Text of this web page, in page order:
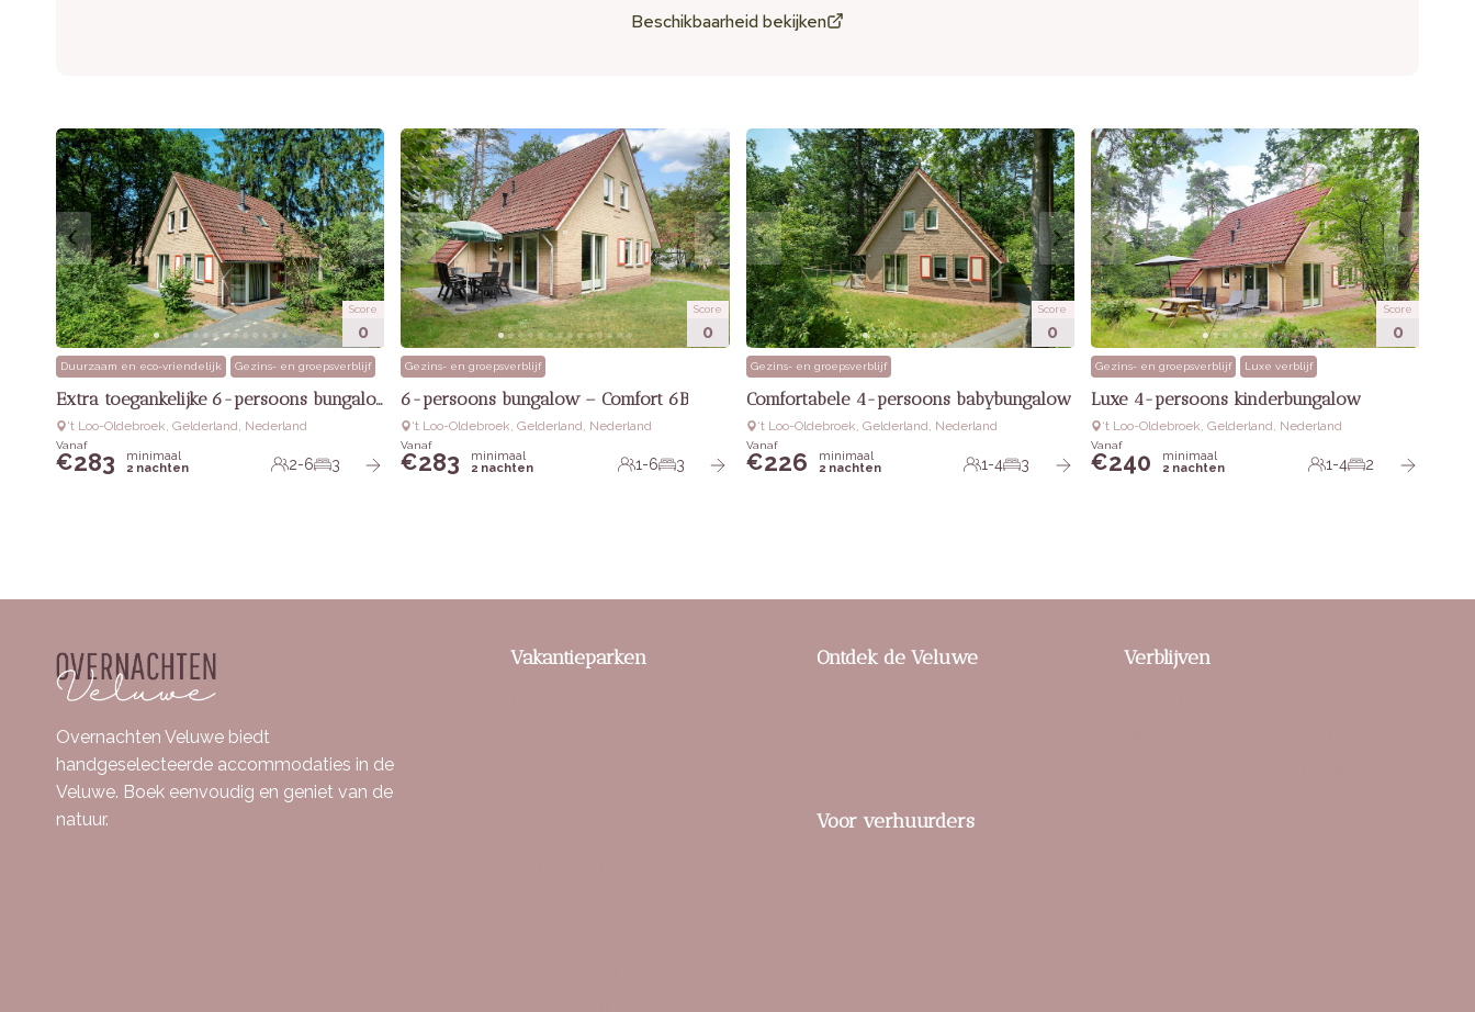
Beschikbaarheid bekijken
Score
0
Duurzaam en eco-vriendelijk Gezins- en groepsverblijf
Extra toegankelijke 6-persoons bungalow
‘t Loo-Oldebroek, Gelderland, Nederland
Vanaf
€283
minimaal
2 nachten
2-6 3
Score
0
Gezins- en groepsverblijf
6-persoons bungalow – Comfort 6B
‘t Loo-Oldebroek, Gelderland, Nederland
Vanaf
€283
minimaal
2 nachten
1-6 3
Score
0
Gezins- en groepsverblijf
Comfortabele 4-persoons babybungalow
‘t Loo-Oldebroek, Gelderland, Nederland
Vanaf
€226
minimaal
2 nachten
1-4 3
Score
0
Gezins- en groepsverblijf Luxe verblijf
Luxe 4-persoons kinderbungalow
‘t Loo-Oldebroek, Gelderland, Nederland
Vanaf
€240
minimaal
2 nachten
1-4 2
Overnachten Veluwe biedt
handgeselecteerde accommodaties in de
Veluwe. Boek eenvoudig en geniet van de
natuur.
Vakantieparken Ontdek de Veluwe
Voor verhuurders
Verblijven